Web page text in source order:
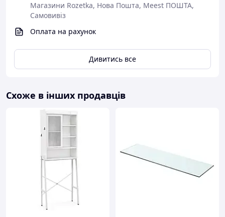
Магазини Rozetka, Нова Пошта, Meest ПОШТА,
Самовивіз
Оплата на рахунок
Дивитись все
Схоже в інших продавців